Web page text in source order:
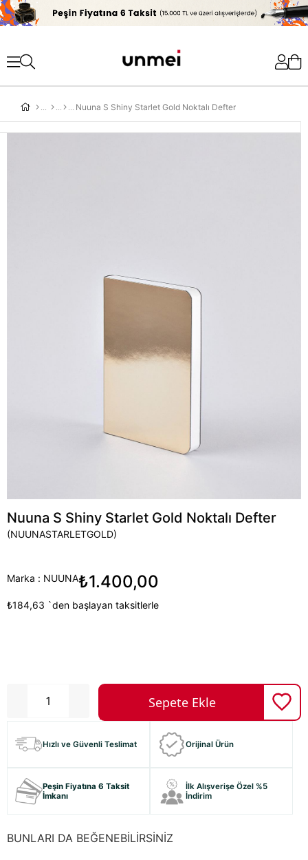
'
Nuuna S Shiny Starlet Gold Noktalı Defter
Nuuna S Shiny Starlet Gold Noktalı Defter
(NUUNASTARLETGOLD)
Marka : NUUNA₺1.400,00
₺184,63 `den başlayan taksitlerle
Hızlı ve Güvenli Teslimat Orijinal Ürün
Peşin Fiyatına 6 Taksit
İmkanı
İlk Alışverişe Özel %5
İndirim
BUNLARI DA BEĞENEBİLİRSİNİZ